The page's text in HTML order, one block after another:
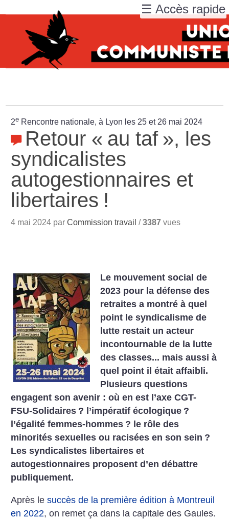
2e Rencontre nationale, à Lyon les 25 et 26 mai 2024
Retour « au taf », les
syndicalistes
autogestionnaires et
libertaires !
4 mai 2024 parCommission travail /3387 vues
Le mouvement social de
2023 pour la défense des
retraites a montré à quel
point le syndicalisme de
lutte restait un acteur
incontournable de la lutte
des classes... mais aussi à
quel point il était affaibli.
Plusieurs questions
engagent son avenir : où en est l’axe CGT-
FSU-Solidaires ? l’impératif écologique ?
l’égalité femmes-hommes ? le rôle des
minorités sexuelles ou racisées en son sein ?
Les syndicalistes libertaires et
autogestionnaires proposent d’en débattre
publiquement.
Après lesuccès de la première édition à Montreuil
en 2022, on remet ça dans la capitale des Gaules.
☰ Accès rapide